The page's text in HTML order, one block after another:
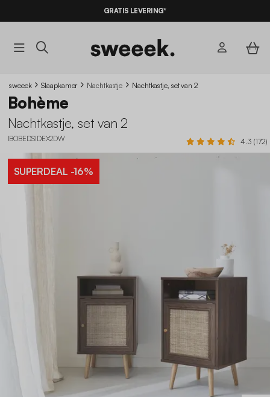
GRATIS LEVERING*
sweeek Slaapkamer Nachtkastje Nachtkastje, set van 2
Bohème
Nachtkastje, set van 2
IBOBEDSIDEX2DW 4.3 (172)
SUPERDEAL -16%